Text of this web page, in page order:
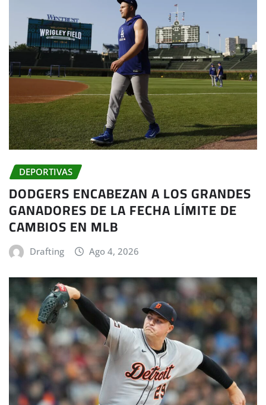
DEPORTIVAS
DODGERS ENCABEZAN A LOS GRANDES
GANADORES DE LA FECHA LÍMITE DE
CAMBIOS EN MLB
Drafting Ago 4, 2026